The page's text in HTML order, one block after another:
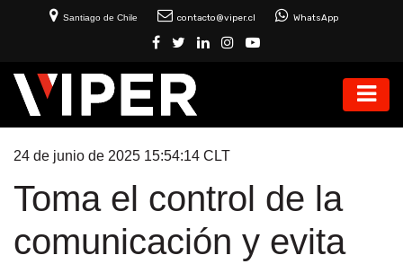
Santiago de Chile contacto@viper.cl WhatsApp
24 de junio de 2025 15:54:14 CLT
Toma el control de la
comunicación y evita